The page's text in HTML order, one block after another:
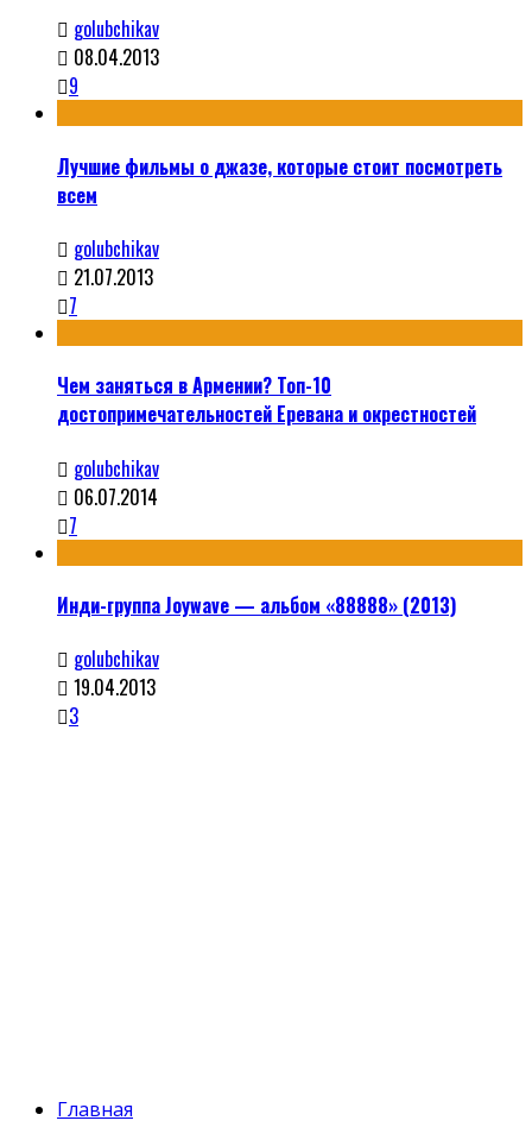
golubchikav
08.04.2013
9
Лучшие фильмы о джазе, которые стоит посмотреть
всем
golubchikav
21.07.2013
7
Чем заняться в Армении? Топ-10
достопримечательностей Еревана и окрестностей
golubchikav
06.07.2014
7
Инди-группа Joywave — альбом «88888» (2013)
golubchikav
19.04.2013
3
Главная